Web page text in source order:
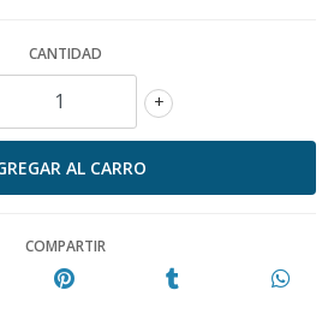
CANTIDAD
+
COMPARTIR